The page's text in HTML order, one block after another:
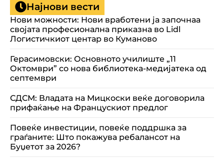
Најнови вести
Нови можности: Нови вработени ја започнаа
својата професионална приказна во Lidl
Логистичкиот центар во Куманово
Герасимовски: Основното училиште „11
Октомври” со нова библиотека-медијатека од
септември
СДСМ: Владата на Мицкоски веќе договорила
прифаќање на Францускиот предлог
Повеќе инвестиции, повеќе поддршка за
граѓаните: Што покажува ребалансот на
Буџетот за 2026?